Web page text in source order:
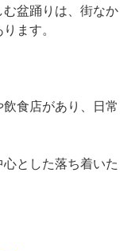
盆踊りは、街なか
ます。
食店があり、日常
とした落ち着いた